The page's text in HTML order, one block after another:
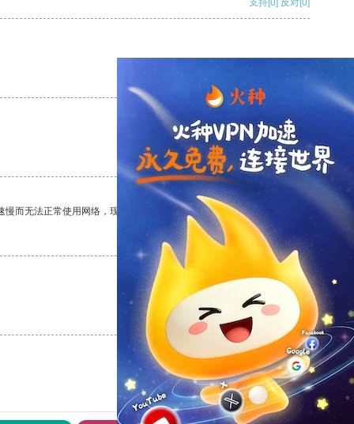
支持[0] 反对[0]
支持 [0] 反对[0]
而无法正常使用网络，现在有了这个app，我再也不用担心了。
支持[0] 反对
支持[0] 反对[0]